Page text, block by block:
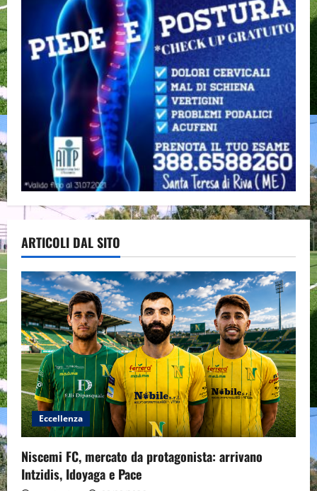
ARTICOLI DAL SITO
Eccellenza
Niscemi FC, mercato da protagonista: arrivano
Intzidis, Idoyaga e Pace